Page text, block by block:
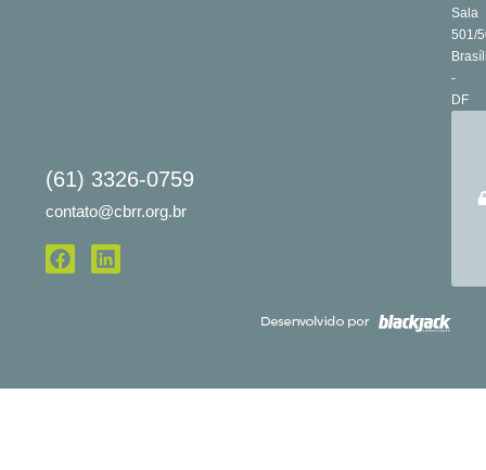
(61) 3326-0759
contato@cbrr.org.br
Sala
501/
-
DF